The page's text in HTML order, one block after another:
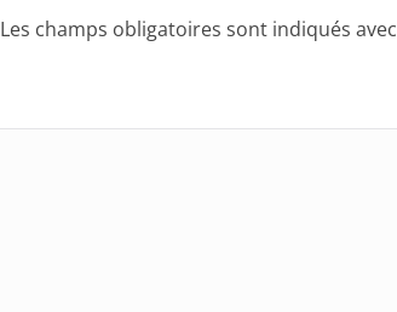
Les champs obligatoires sont indiqués avec